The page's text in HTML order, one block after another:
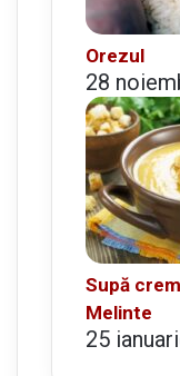
Orezul
28
Supă
Melinte
25